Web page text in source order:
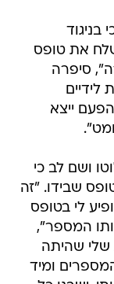
בניגוד
את טופס
סיפרה
ייצא
ושם לב כי
שבידו. "זה
לי בטופס
המספר",
שלי שהיתה
ומיד